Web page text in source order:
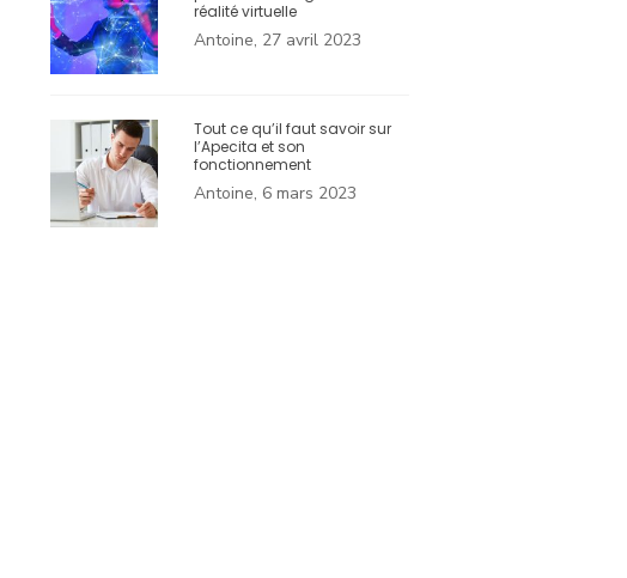
réalité virtuelle
Antoine, 27 avril 2023
Tout ce qu’il faut savoir sur
l’Apecita et son
fonctionnement
Antoine, 6 mars 2023